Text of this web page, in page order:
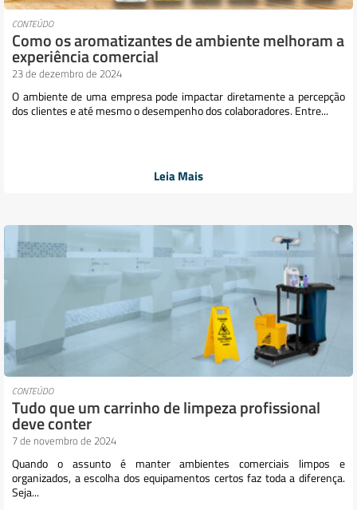
CONTEÚDO
Como os aromatizantes de ambiente melhoram a
experiência comercial
23 de dezembro de 2024
O ambiente de uma empresa pode impactar diretamente a percepção
dos clientes e até mesmo o desempenho dos colaboradores. Entre...
Leia Mais
CONTEÚDO
Tudo que um carrinho de limpeza profissional
deve conter
7 de novembro de 2024
Quando o assunto é manter ambientes comerciais limpos e
organizados, a escolha dos equipamentos certos faz toda a diferença.
Seja...